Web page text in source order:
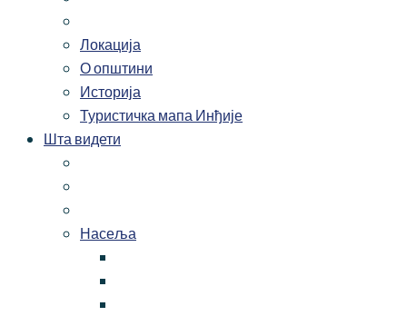
Локација
О општини
Историја
Туристичка мапа Инђије
Шта видети
Насеља